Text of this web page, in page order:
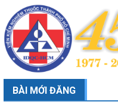
BÀI MỚI ĐĂNG